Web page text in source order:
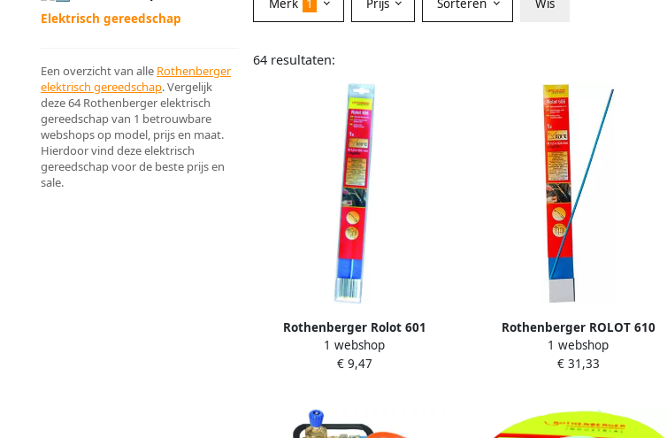
Elektrisch gereedschap
Een overzicht van alle Rothenberger
elektrisch gereedschap. Vergelijk
deze 64 Rothenberger elektrisch
gereedschap van 1 betrouwbare
webshops op model, prijs en maat.
Hierdoor vind deze elektrisch
gereedschap voor de beste prijs en
sale.
Merk 1 Prijs Sorteren Wis
64 resultaten:
Rothenberger Rolot 601
zilverhardsoldeer 5st ROT035601
1 webshop
€ 9,47
Rothenberger ROLOT 610
zilversoldeer 6% 2x330mm
ROT035817
1 webshop
€ 31,33